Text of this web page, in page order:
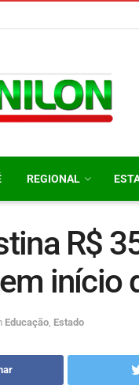
REGIONAL
R$
início
Educação Estado